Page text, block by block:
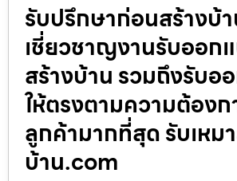
รับปรึกษาก่อนสร้างบ้
เชี่ยวชาญงานรับออก
สร้างบ้าน รวมถึงรับอ
ให้ตรงตามความต้อง
ลูกค้ามากที่สุด รับเหม
บ้าน.com